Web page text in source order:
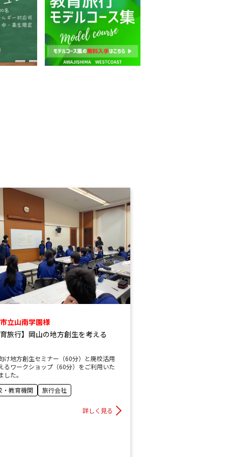
立山南学園様
旅行】岡山の地方創生を考える
け地方創生セミナー（60分）と廃校活用
るワークショップ（60分）をご利用いた
した。
・教育機関
旅行会社
詳しく見る